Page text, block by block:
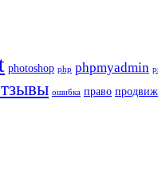
photoshop php phpmyadmin
ошибка право